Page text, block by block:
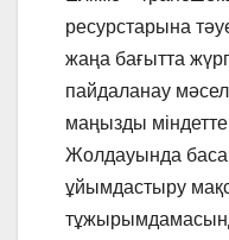
ресурстарына
жаңа бағытта
пайдаланау
маңызды
Жолдауында баса
ұйымдастыру